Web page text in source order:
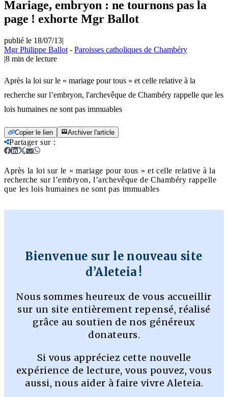
Mariage, embryon : ne tournons pas la
page ! exhorte Mgr Ballot
publié le 18/07/13|
Mgr Philippe Ballot - Paroisses catholiques de Chambéry
|8 min de lecture
Après la loi sur le « mariage pour tous » et celle relative à la
recherche sur l’embryon, l'archevêque de Chambéry rappelle que les
lois humaines ne sont pas immuables
Copier le lien Archiver l'article
Partager sur:
Après la loi sur le « mariage pour tous » et celle relative à la
recherche sur l’embryon, l’archevêque de Chambéry rappelle
que les lois humaines ne sont pas immuables
Bienvenue sur le nouveau site
d’Aleteia !
Nous sommes heureux de vous accueillir
sur un site entièrement repensé, réalisé
grâce au soutien de nos généreux
donateurs.
Si vous appréciez cette nouvelle
expérience de lecture, vous pouvez, vous
aussi, nous aider à faire vivre Aleteia.